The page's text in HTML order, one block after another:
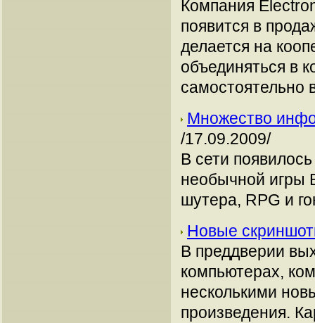
Компания
появится в
делается на
объединяться в
самостоятельно
Множество
/17.09.2009/
В сети
необычной игры
шутера, RPG и
Новые
В преддверии
компьютерах,
несколькими
произведения.